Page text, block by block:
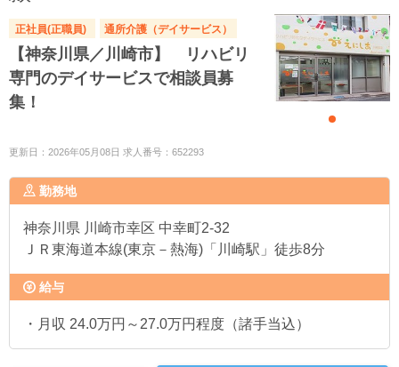
正社員(正職員) 通所介護（デイサービス）
【神奈川県／川崎市】 リハビリ
専門のデイサービスで相談員募
集！
更新日：2026年05月08日 求人番号：652293
勤務地
神奈川県 川崎市幸区 中幸町2-32
ＪＲ東海道本線(東京－熱海)「川崎駅」徒歩8分
給与
・月収 24.0万円～27.0万円程度（諸手当込）